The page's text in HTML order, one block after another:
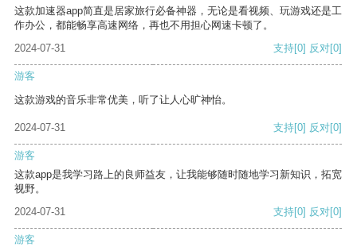
这款加速器app简直是居家旅行必备神器，无论是看视频、玩游戏还是工
作办公，都能畅享高速网络，再也不用担心网速卡顿了。
2024-07-31
支持[0] 反对[0]
游客
这款游戏的音乐非常优美，听了让人心旷神怡。
2024-07-31 支持[0] 反对[0]
游客
这款app是我学习路上的良师益友，让我能够随时随地学习新知识，拓宽
视野。
2024-07-31
支持[0] 反对[0]
游客